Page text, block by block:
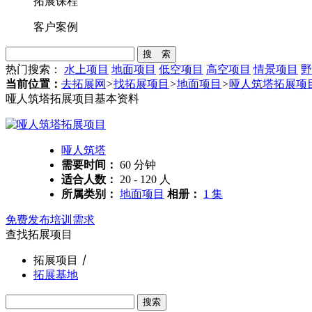
客户案例
搜 索
热门搜索： 水上项目 地面项目 低空项目 高空项目 情景项目
当前位置： 去拓展网 >找拓展项目 >地面项目 >哑人筑塔拓展项
哑人筑塔拓展项目基本资料
哑人筑塔
需要时间： 60 分钟
适合人数：
20 - 120 人
所属类别： 地面项目 相册： 1 集
免费发布培训需求
查找拓展项目
拓展项目
丨
拓展基地
搜索